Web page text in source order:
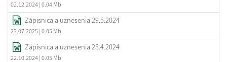
02.12.2024 | 0.04 Mb
Zápisnica a uznesenia 29.5.2024
23.07.2025 | 0.05 Mb
Zápisnica a uznesenia 23.4.2024
22.10.2024 | 0.05 Mb